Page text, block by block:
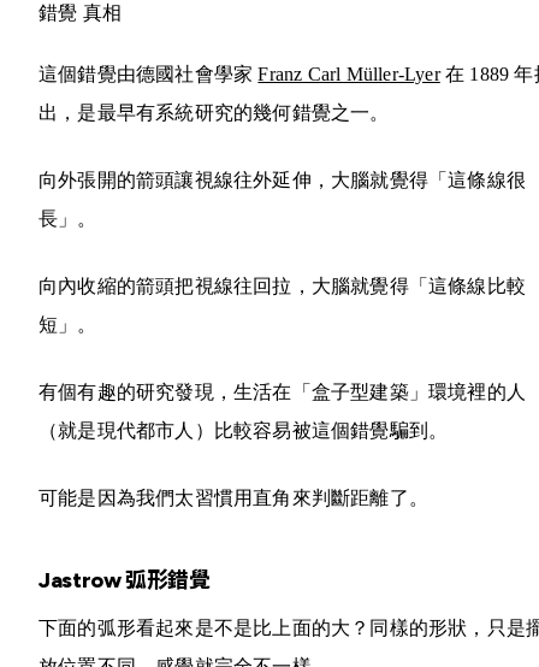
錯覺 真相
這個錯覺由德國社會學家Franz Carl Müller-Lyer在 1889 年
出，是最早有系統研究的幾何錯覺之一。
向外張開的箭頭讓視線往外延伸，大腦就覺得「這條線很
長」。
向內收縮的箭頭把視線往回拉，大腦就覺得「這條線比較
短」。
有個有趣的研究發現，生活在「盒子型建築」環境裡的人
（就是現代都市人）比較容易被這個錯覺騙到。
可能是因為我們太習慣用直角來判斷距離了。
Jastrow 弧形錯覺
下面的弧形看起來是不是比上面的大？同樣的形狀，只是